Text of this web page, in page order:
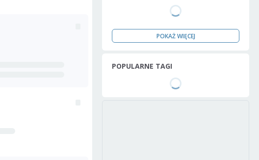
POKAŻ WIĘCEJ
POPULARNE TAGI